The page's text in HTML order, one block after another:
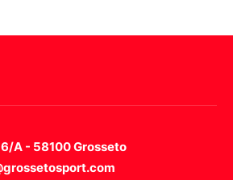
A - 58100 Grosseto